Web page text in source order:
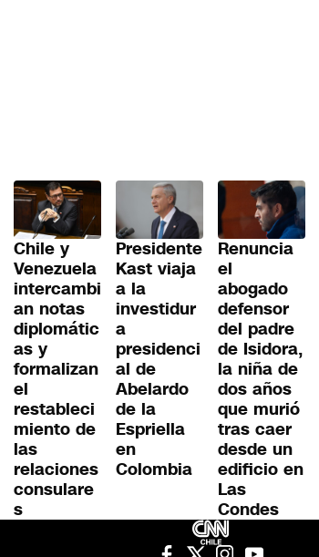
Chile y
Venezuela
intercambi
an notas
diplomátic
as y
formalizan
el
restableci
miento de
las
relaciones
consulare
s
Presidente
Kast viaja
a la
investidur
a
presidenci
al de
Abelardo
de la
Espriella
en
Colombia
Renuncia
el
abogado
defensor
del padre
de Isidora,
la niña de
dos años
que murió
tras caer
desde un
edificio en
Las
Condes